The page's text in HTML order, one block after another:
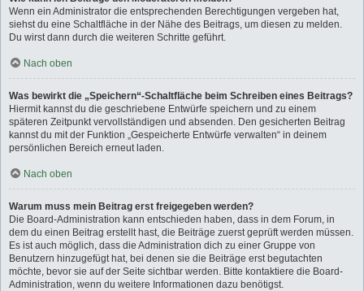
Wenn ein Administrator die entsprechenden Berechtigungen vergeben hat,
siehst du eine Schaltfläche in der Nähe des Beitrags, um diesen zu melden.
Du wirst dann durch die weiteren Schritte geführt.
Nach oben
Was bewirkt die „Speichern“-Schaltfläche beim Schreiben eines Beitrags?
Hiermit kannst du die geschriebene Entwürfe speichern und zu einem
späteren Zeitpunkt vervollständigen und absenden. Den gesicherten Beitrag
kannst du mit der Funktion „Gespeicherte Entwürfe verwalten“ in deinem
persönlichen Bereich erneut laden.
Nach oben
Warum muss mein Beitrag erst freigegeben werden?
Die Board-Administration kann entschieden haben, dass in dem Forum, in
dem du einen Beitrag erstellt hast, die Beiträge zuerst geprüft werden müssen.
Es ist auch möglich, dass die Administration dich zu einer Gruppe von
Benutzern hinzugefügt hat, bei denen sie die Beiträge erst begutachten
möchte, bevor sie auf der Seite sichtbar werden. Bitte kontaktiere die Board-
Administration, wenn du weitere Informationen dazu benötigst.